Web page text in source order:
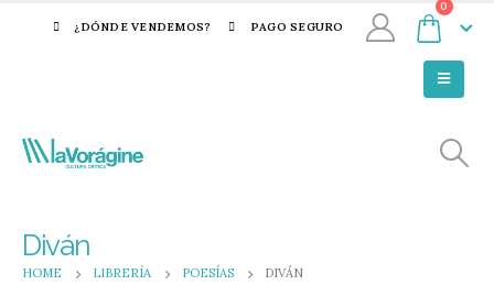
¿DÓNDE VENDEMOS? PAGO SEGURO
0
Diván
HOME LIBRERÍA POESÍAS DIVÁN